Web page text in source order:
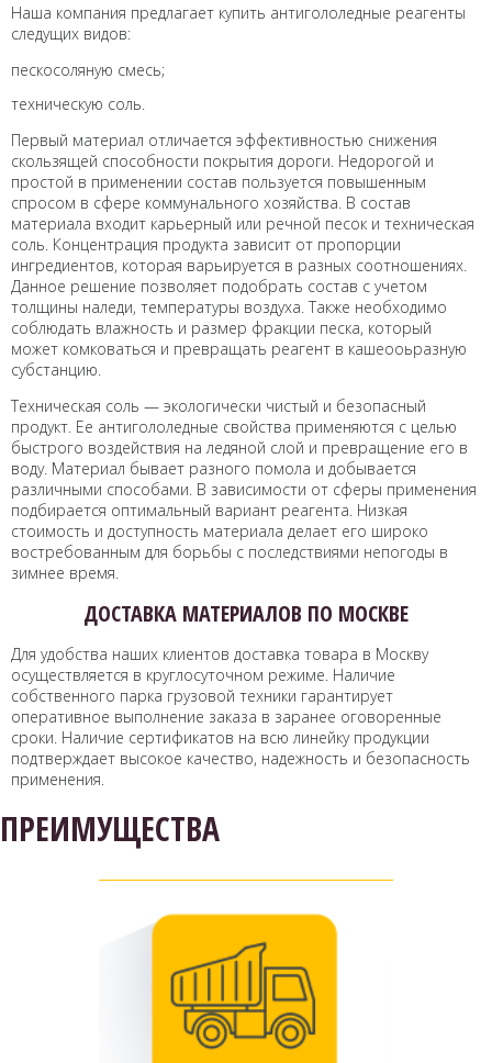
Наша компания предлагает купить антигололедные реагенты
следущих видов:
пескосоляную смесь;
техническую соль.
Первый материал отличается эффективностью снижения
скользящей способности покрытия дороги. Недорогой и
простой в применении состав пользуется повышенным
спросом в сфере коммунального хозяйства. В состав
материала входит карьерный или речной песок и техническая
соль. Концентрация продукта зависит от пропорции
ингредиентов, которая варьируется в разных соотношениях.
Данное решение позволяет подобрать состав с учетом
толщины наледи, температуры воздуха. Также необходимо
соблюдать влажность и размер фракции песка, который
может комковаться и превращать реагент в кашеооьразную
субстанцию.
Техническая соль — экологически чистый и безопасный
продукт. Ее антигололедные свойства применяются с целью
быстрого воздействия на ледяной слой и превращение его в
воду. Материал бывает разного помола и добывается
различными способами. В зависимости от сферы применения
подбирается оптимальный вариант реагента. Низкая
стоимость и доступность материала делает его широко
востребованным для борьбы с последствиями непогоды в
зимнее время.
ДОСТАВКА МАТЕРИАЛОВ ПО МОСКВЕ
Для удобства наших клиентов доставка товара в Москву
осуществляется в круглосуточном режиме. Наличие
собственного парка грузовой техники гарантирует
оперативное выполнение заказа в заранее оговоренные
сроки. Наличие сертификатов на всю линейку продукции
подтверждает высокое качество, надежность и безопасность
применения.
ПРЕИМУЩЕСТВА